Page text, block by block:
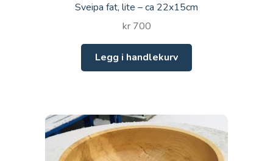
Sveipa fat, lite – ca 22x15cm
kr700
Legg i handlekurv